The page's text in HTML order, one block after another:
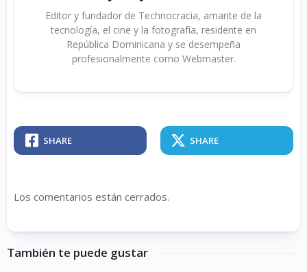
Editor y fundador de Technocracia, amante de la
tecnología, el cine y la fotografía, residente en
República Dominicana y se desempeña
profesionalmente como Webmaster.
SHARE SHARE
Los comentarios están cerrados.
También te puede gustar